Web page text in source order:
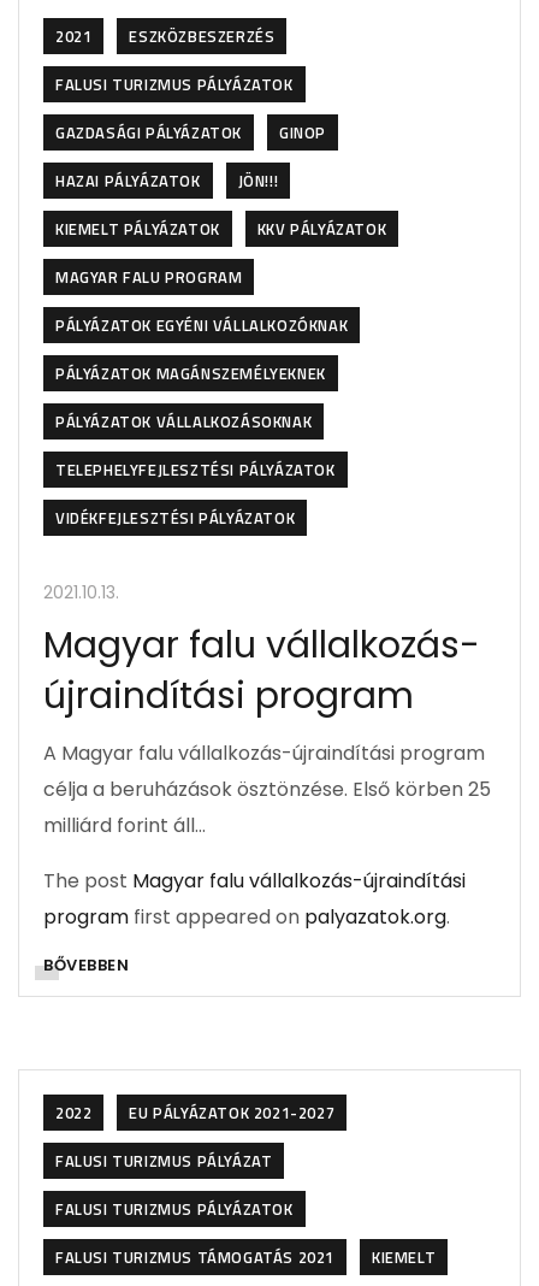
2021
ESZKÖZBESZERZÉS
FALUSI TURIZMUS PÁLYÁZATOK
GAZDASÁGI PÁLYÁZATOK
GINOP
HAZAI PÁLYÁZATOK
JÖN!!!
KIEMELT PÁLYÁZATOK
KKV PÁLYÁZATOK
MAGYAR FALU PROGRAM
PÁLYÁZATOK EGYÉNI VÁLLALKOZÓKNAK
PÁLYÁZATOK MAGÁNSZEMÉLYEKNEK
PÁLYÁZATOK VÁLLALKOZÁSOKNAK
TELEPHELYFEJLESZTÉSI PÁLYÁZATOK
VIDÉKFEJLESZTÉSI PÁLYÁZATOK
2021.10.13.
Magyar falu vállalkozás-
újraindítási program
A Magyar falu vállalkozás-újraindítási program
célja a beruházások ösztönzése. Első körben 25
milliárd forint áll…
The post Magyar falu vállalkozás-újraindítási
program first appeared on palyazatok.org.
BŐVEBBEN
2022
EU PÁLYÁZATOK 2021-2027
FALUSI TURIZMUS PÁLYÁZAT
FALUSI TURIZMUS PÁLYÁZATOK
FALUSI TURIZMUS TÁMOGATÁS 2021
KIEMELT